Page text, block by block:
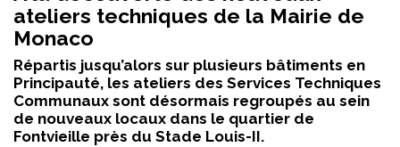
ateliers techniques de la Mairie de
Monaco
Répartis jusqu’alors sur plusieurs bâtiments en
Principauté, les ateliers des Services Techniques
Communaux sont désormais regroupés au sein
de nouveaux locaux dans le quartier de
Fontvieille près du Stade Louis-II.